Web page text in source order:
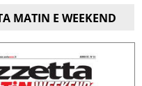
MATIN E WEEKEND